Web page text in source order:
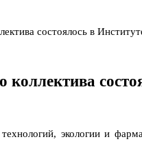
состоялось в
коллектива
экологии и